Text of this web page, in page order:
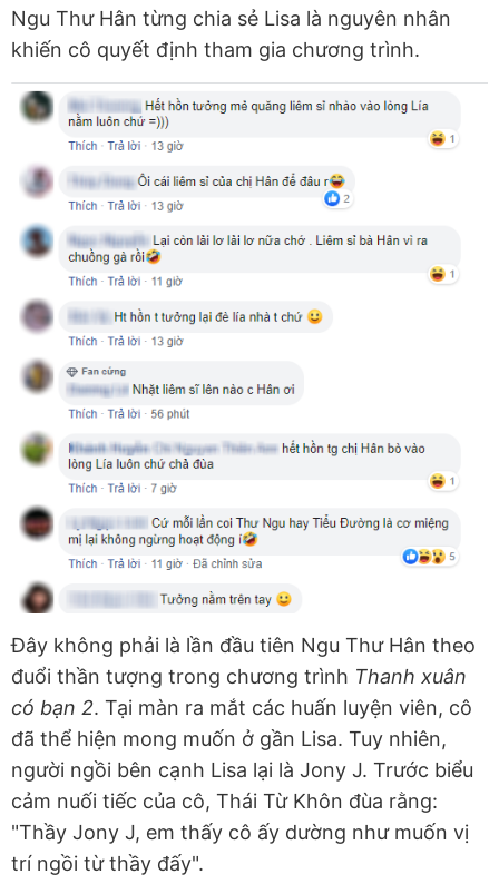
Ngu Thư Hân từng chia sẻ Lisa là nguyên nhân
khiến cô quyết định tham gia chương trình.
Đây không phải là lần đầu tiên Ngu Thư Hân theo
đuổi thần tượng trong chương trình Thanh xuân
có bạn 2. Tại màn ra mắt các huấn luyện viên, cô
đã thể hiện mong muốn ở gần Lisa. Tuy nhiên,
người ngồi bên cạnh Lisa lại là Jony J. Trước biểu
cảm nuối tiếc của cô, Thái Từ Khôn đùa rằng:
"Thầy Jony J, em thấy cô ấy dường như muốn vị
trí ngồi từ thầy đấy".